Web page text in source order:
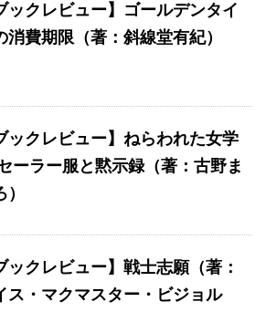
ックレビュー】ゴールデンタイ
消費期限（著：斜線堂有紀）
ックレビュー】ねらわれた女学
ーラー服と黙示録（著：古野ま
ックレビュー】戦士志願（著：
ス・マクマスター・ビジョル